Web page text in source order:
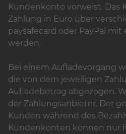
Kundenkonto vorweist.
Zahlung in Euro über
paysafecard oder PayPal
werden.
Bei einem Aufladevorgang
die von dem jeweiligen
Aufladebetrag abgezogen.
der Zahlungsanbieter. Der
Kunden während des
Kundenkonten können nur